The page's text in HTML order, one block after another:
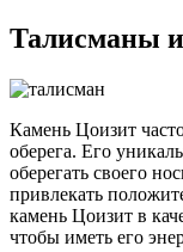
Талисманы и
Камень Цоизит
оберега. Его
оберегать своего
привлекать
камень Цоизит в
чтобы иметь его